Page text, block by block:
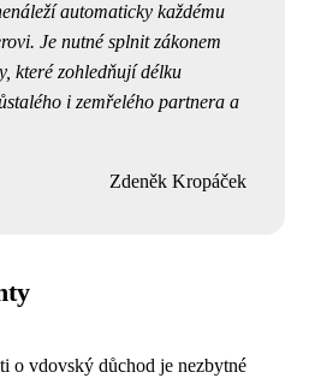
automaticky každému
Je nutné splnit zákonem
které zohledňují délku
i zemřelého partnera a
Zdeněk Kropáček
o vdovský důchod je nezbytné